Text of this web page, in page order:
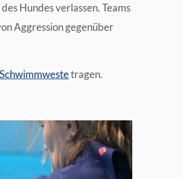
Hundes verlassen. Teams
Aggression gegenüber
Schwimmwestetragen.